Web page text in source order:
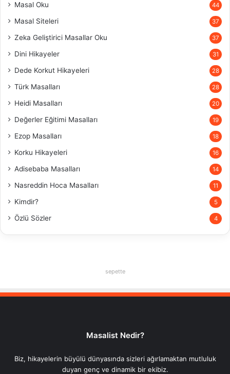
Masal Oku 44
Masal Siteleri 37
Zeka Geliştirici Masallar Oku 37
Dini Hikayeler 31
Dede Korkut Hikayeleri 28
Türk Masalları 28
Heidi Masalları 20
Değerler Eğitimi Masalları 19
Ezop Masalları 18
Korku Hikayeleri 16
Adisebaba Masalları 14
Nasreddin Hoca Masalları 11
Kimdir? 5
Özlü Sözler 4
sepette
Masalist Nedir?
Biz, hikayelerin büyülü dünyasında sizleri ağırlamaktan mutluluk
duyan genç ve dinamik bir ekibiz.